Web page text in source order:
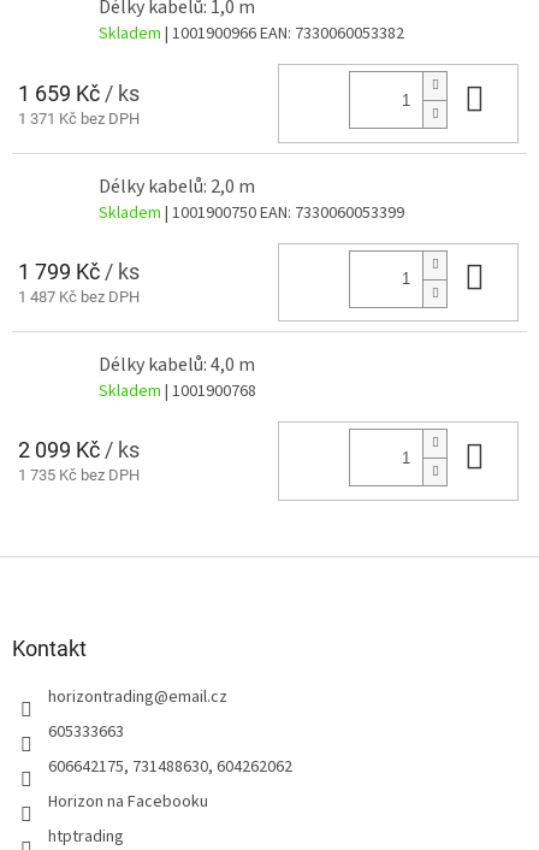
Délky kabelů: 1,0 m
Skladem | 1001900966EAN: 7330060053382
1 659 Kč / ks
1 371 Kč bez DPH
Délky kabelů: 2,0 m
Skladem | 1001900750EAN: 7330060053399
1 799 Kč / ks
1 487 Kč bez DPH
Délky kabelů: 4,0 m
Skladem | 1001900768
2 099 Kč/ ks
1 735 Kč bez DPH
Kontakt
horizontrading@email.cz
605333663
606642175, 731488630, 604262062
Horizon na Facebooku
htptrading